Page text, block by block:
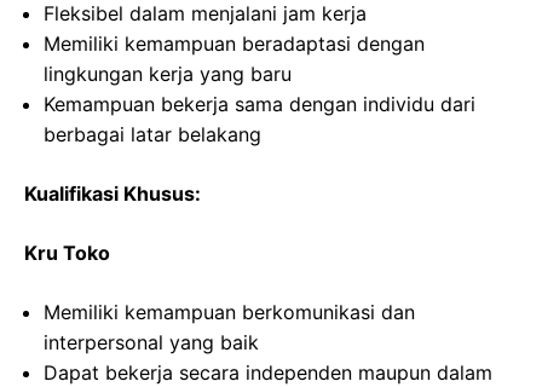
Fleksibel dalam menjalani jam kerja
Memiliki kemampuan beradaptasi dengan
lingkungan kerja yang baru
Kemampuan bekerja sama dengan individu dari
berbagai latar belakang
Kualifikasi Khusus:
Kru Toko
Memiliki kemampuan berkomunikasi dan
interpersonal yang baik
Dapat bekerja secara independen maupun dalam